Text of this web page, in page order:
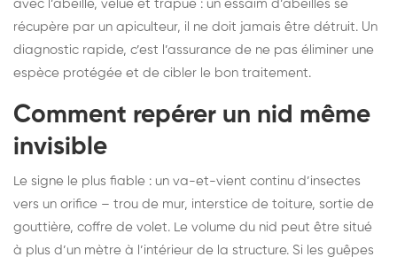
avec l’abeille, velue et trapue : un essaim d’abeilles se
récupère par un apiculteur, il ne doit jamais être détruit. Un
diagnostic rapide, c’est l’assurance de ne pas éliminer une
espèce protégée et de cibler le bon traitement.
Comment repérer un nid même
invisible
Le signe le plus fiable : un va-et-vient continu d’insectes
vers un orifice – trou de mur, interstice de toiture, sortie de
gouttière, coffre de volet. Le volume du nid peut être situé
à plus d’un mètre à l’intérieur de la structure. Si les guêpes